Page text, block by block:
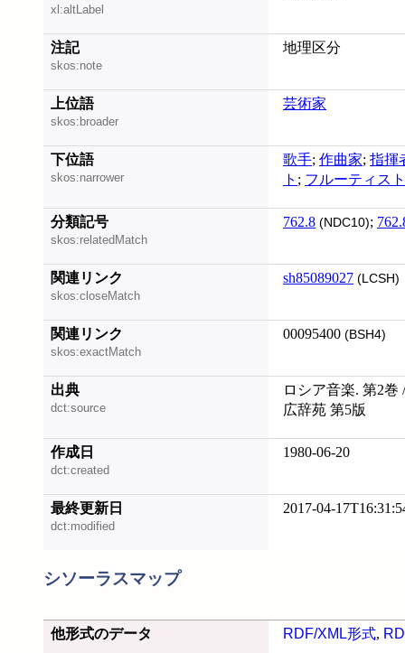
xl:altLabel
注記
skos:note
地理区分
上位語
skos:broader
芸術家
下位語
skos:narrower
歌手; 作曲家; 指揮
ト ; フルーティスト
分類記号
skos:relatedMatch
762.8 (NDC10);
関連リンク
skos:closeMatch
sh85089027 (LCSH)
関連リンク
skos:exactMatch
00095400 (BSH4)
出典
dct:source
ロシア音楽. 第2巻
広辞苑 第5版
作成日
dct:created
1980-06-20
最終更新日
dct:modified
2017-04-
シソーラスマップ
他形式のデータ RDF/XML形式,